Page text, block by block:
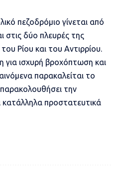
πεζοδρόμιο γίνεται από
στις δύο πλευρές της
Ρίου και του Αντιρρίου.
ισχυρή βροχόπτωση και
παρακαλείται το
την
προστατευτικά